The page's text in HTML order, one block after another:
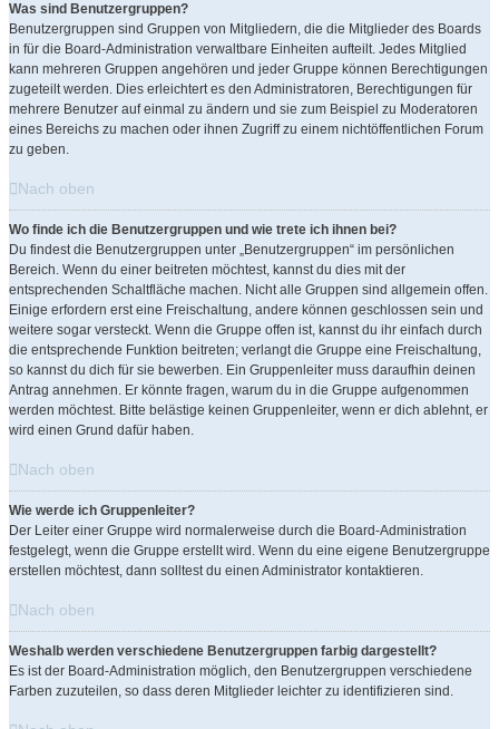
Was sind Benutzergruppen?
Benutzergruppen sind Gruppen von Mitgliedern, die die Mitglieder des Boards
in für die Board-Administration verwaltbare Einheiten aufteilt. Jedes Mitglied
kann mehreren Gruppen angehören und jeder Gruppe können Berechtigungen
zugeteilt werden. Dies erleichtert es den Administratoren, Berechtigungen für
mehrere Benutzer auf einmal zu ändern und sie zum Beispiel zu Moderatoren
eines Bereichs zu machen oder ihnen Zugriff zu einem nichtöffentlichen Forum
zu geben.
Nach oben
Wo finde ich die Benutzergruppen und wie trete ich ihnen bei?
Du findest die Benutzergruppen unter „Benutzergruppen“ im persönlichen
Bereich. Wenn du einer beitreten möchtest, kannst du dies mit der
entsprechenden Schaltfläche machen. Nicht alle Gruppen sind allgemein offen.
Einige erfordern erst eine Freischaltung, andere können geschlossen sein und
weitere sogar versteckt. Wenn die Gruppe offen ist, kannst du ihr einfach durch
die entsprechende Funktion beitreten; verlangt die Gruppe eine Freischaltung,
so kannst du dich für sie bewerben. Ein Gruppenleiter muss daraufhin deinen
Antrag annehmen. Er könnte fragen, warum du in die Gruppe aufgenommen
werden möchtest. Bitte belästige keinen Gruppenleiter, wenn er dich ablehnt, er
wird einen Grund dafür haben.
Nach oben
Wie werde ich Gruppenleiter?
Der Leiter einer Gruppe wird normalerweise durch die Board-Administration
festgelegt, wenn die Gruppe erstellt wird. Wenn du eine eigene Benutzergruppe
erstellen möchtest, dann solltest du einen Administrator kontaktieren.
Nach oben
Weshalb werden verschiedene Benutzergruppen farbig dargestellt?
Es ist der Board-Administration möglich, den Benutzergruppen verschiedene
Farben zuzuteilen, so dass deren Mitglieder leichter zu identifizieren sind.